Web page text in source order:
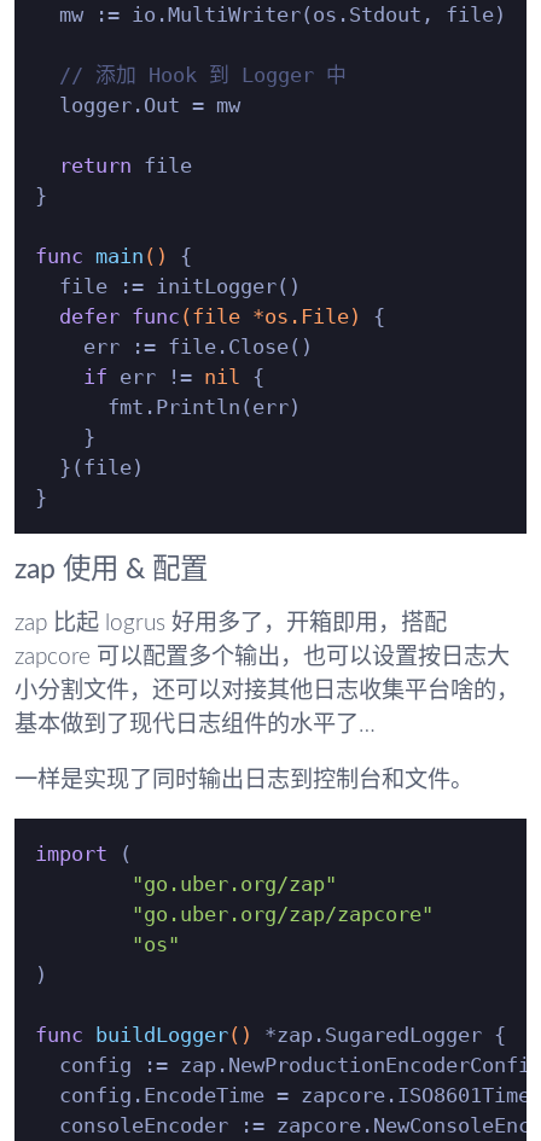
  mw := io.MultiWriter(os.Stdout, file)
// 添加 Hook 到 Logger 中
  logger.Out = mw
return file
}
func main ()
{
  file := initLogger()
defer func (file *os.File)
{
    err := file.Close()
if err != nil
{
      fmt.Println(err)
    }
  }(file)
zap 使用 & 配置
zap 比起 logrus 好用多了，开箱即用，搭配
zapcore 可以配置多个输出，也可以设置按日志大
小分割文件，还可以对接其他日志收集平台啥的，
基本做到了现代日志组件的水平了…
一样是实现了同时输出日志到控制台和文件。
import (
"go.uber.org/zap"
"go.uber.org/zap/zapcore"
"os"
)
func buildLogger()
*zap.SugaredLogger {
config :=
config.EncodeTime =
consoleEncoder :=